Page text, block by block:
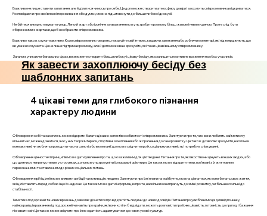
Важливо не лише ставити запитання, але й ділитися чимось про себе. Це допоможе створити атмосферу довіри і заохотить співрозмовника відкриватися.
Розповідаючи про свої власні переживання або думки, можна підштовхнути до більш глибокої дискусії.
Не бійтеся використовувати гумор. Легкий жарт або іронічне зауваження можуть зробити розмову більш живою і невимушеною. Проте слід бути
обережними з жартами, щоб не образити співрозмовника.
Важливо також слухати активно. Коли співрозмовник говорить, показуйте свій інтерес, кидаючи запитання або роблячи коментарі, які підтверджують, що
ви уважно слухаєте. Це не лише підтримає розмову, але й допоможе вам зрозуміти, які теми цікаві вашому співрозмовнику.
Загалом, уникаючи банальних фраз, ви зможете створити більш глибоку і цікаву бесіду, яка залишить позитивне враження на обох учасників.
Як завести захоплюючу бесіду без
шаблонних запитань
4 цікаві теми для глибокого пізнання
характеру людини
Обговорення хобі та захоплень може відкрити багато цікавих аспектів особистості співрозмовника. Запитуючи про те, чим вони люблять займатися у
вільний час, можна дізнатися, чи є у них творчі інтереси, спортивні захоплення або ж прагнення до саморозвитку. Це також дозволяє зрозуміти, наскільки
вони активні, чи люблять проводити час на самоті або в компанії, що може свідчити про їх соціальну активність і потребу в спілкуванні.
Обговорення цінностей і принципів може дати уявлення про те, що є важливим для цієї людини. Питання про те, які якості вони цінують в інших людях, або
що для них є неприпустимим у стосунках, допоможуть зрозуміти їх моральні орієнтири. Це також може відкрити теми, пов’язані з їх життєвими
переконаннями та ставленням до різних соціальних питань.
Обговорення мрій і цілей може виявити амбіції та мотивацію людини. Запитуючи про їхні плани на майбутнє, можна дізнатися, як вони бачать своє життя,
які цілі ставлять перед собою і що їх надихає. Це також може дати інформацію про те, наскільки вони прагнуть до змін і розвитку, чи більше схильні до
стабільності.
Тематика подорожей та нових вражень дозволяє дізнатися про відкритість людини до нових досвідів. Питання про улюблені місця для відпочинку,
найяскравіші враження від подорожей чи навіть про країни, які вони хотіли б відвідати, можуть розповісти про їхню цікавість, готовність до пригод і бажання
пізнавати світ. Це також може свідчити про їхню здатність адаптуватися до нових умов і культур.